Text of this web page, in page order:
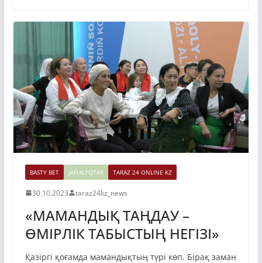
BASTY BET JAŃALYQTAR TARAZ 24 ONLINE KZ
30.10.2023 taraz24kz_news
«МАМАНДЫҚ ТАҢДАУ –
ӨМІРЛІК ТАБЫСТЫҢ НЕГІЗІ»
Қазіргі қоғамда мамандықтың түрі көп. Бірақ заман